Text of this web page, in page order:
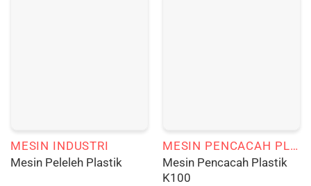
MESIN INDUSTRI
Mesin Peleleh Plastik
MESIN PENCACAH PLASTIK
Mesin Pencacah Plastik
K100